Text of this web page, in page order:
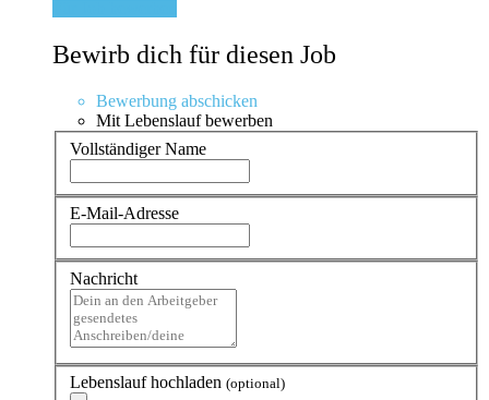
Bewirb dich für diesen Job
Bewerbung abschicken
Mit Lebenslauf bewerben
Vollständiger Name
E-Mail-Adresse
Nachricht
Lebenslauf hochladen (optional)